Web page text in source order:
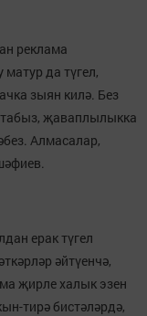
реклама
да түгел,
зыян килә. Без
җаваплылыкка
Алмасалар,
ерак түгел
әйтүенчә,
җирле халык эзен
тирә бистәләрдә,